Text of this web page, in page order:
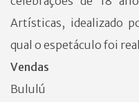
Artísticas, idealizado
qual o espetáculo foi
Vendas
Bululú